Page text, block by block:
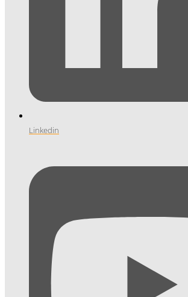
Linkedin